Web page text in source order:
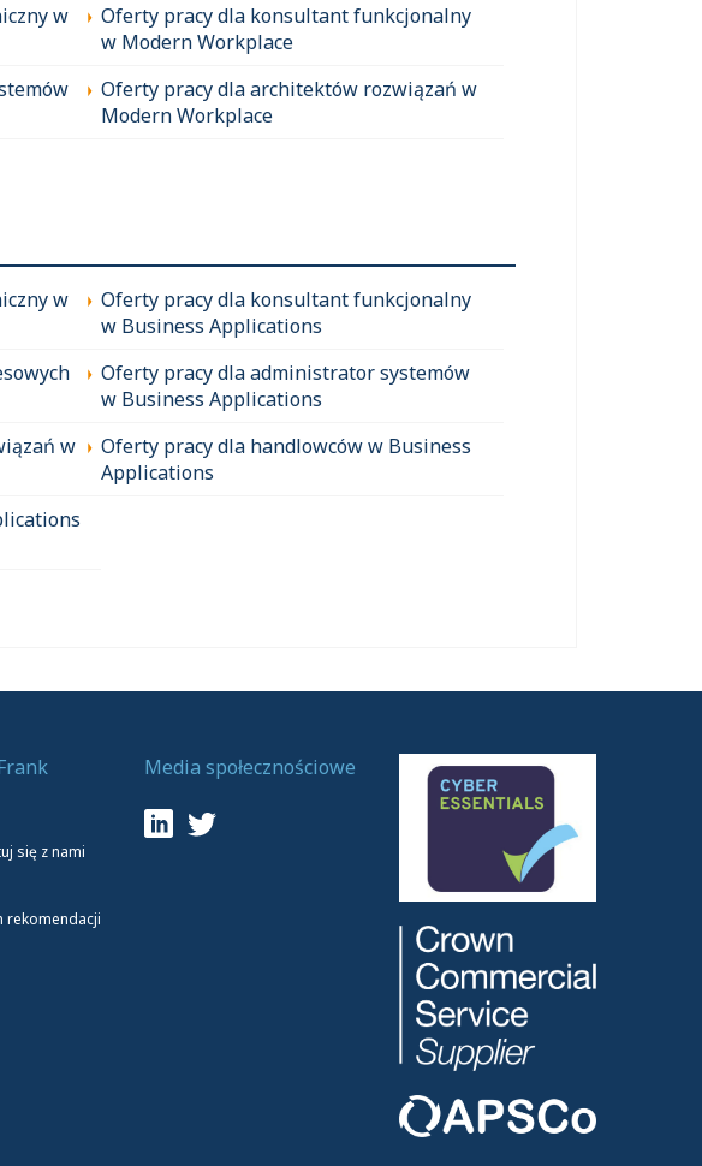
w
Oferty pracy dla konsultant funkcjonalny
w Modern Workplace
Oferty pracy dla architektów rozwiązań w
Modern Workplace
w
Oferty pracy dla konsultant funkcjonalny
w Business Applications
Oferty pracy dla administrator systemów
w Business Applications
w
Oferty pracy dla handlowców w Business
Applications
się z nami
rekomendacji
Media społecznościowe